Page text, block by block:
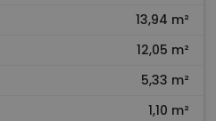
13,94 m²
12,05 m²
5,33 m²
1,10 m²